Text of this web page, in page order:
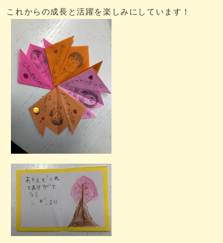
これからの成長と活躍を楽しみにしています！